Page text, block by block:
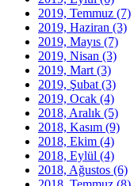
2019, Temmuz (7)
2019, Haziran (3)
2019, Mayıs (7)
2019, Nisan (3)
2019, Mart (3)
2019, Şubat (3)
2019, Ocak (4)
2018, Aralık (5)
2018, Kasım (9)
2018, Ekim (4)
2018, Eylül (4)
2018, Ağustos (6)